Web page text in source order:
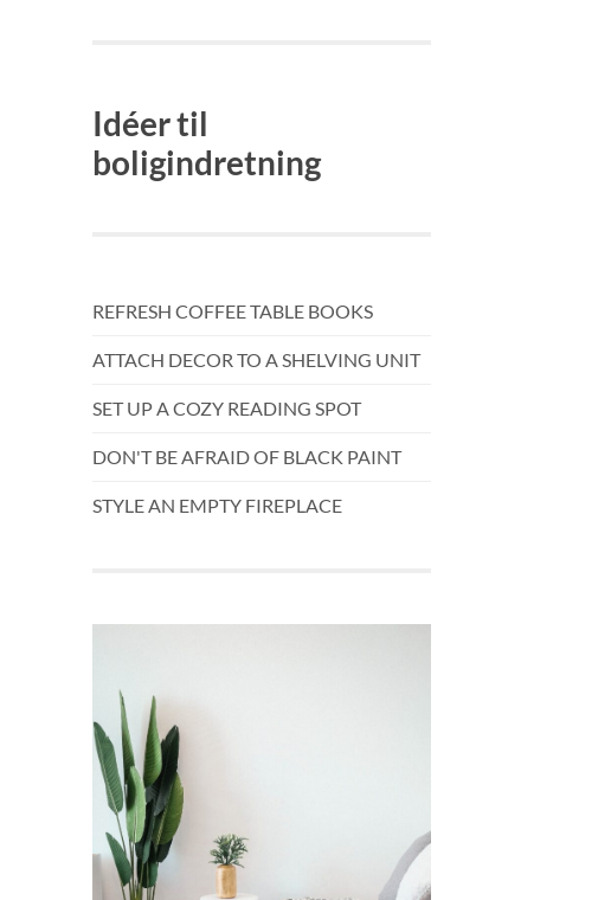
Idéer til
boligindretning
REFRESH COFFEE TABLE BOOKS
ATTACH DECOR TO A SHELVING UNIT
SET UP A COZY READING SPOT
DON'T BE AFRAID OF BLACK PAINT
STYLE AN EMPTY FIREPLACE